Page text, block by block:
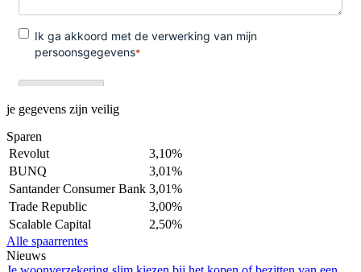
je gegevens zijn veilig
Sparen
Revolut
3,10%
BUNQ
3,01%
Santander Consumer Bank 3,01%
Trade Republic
3,00%
Scalable Capital
2,50%
Alle spaarrentes
Nieuws